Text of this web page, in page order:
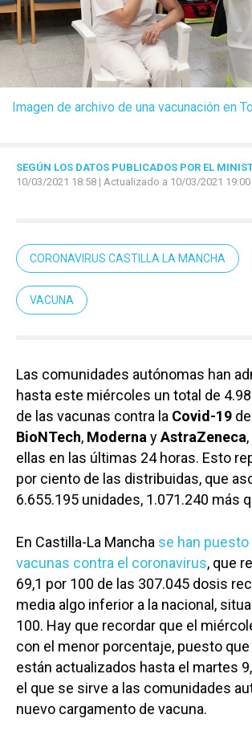
Imagen de archivo de una vacunación en
SEGÚN LOS DATOS PUBLICADOS POR EL
10/03/2021 18:58 | Actualizado a 10/03/2021 19:00
CORONAVIRUS CASTILLA LA MANCHA
VACUNA
Las comunidades autónomas han
hasta este miércoles un total de
de las vacunas contra la Covid-19 de
BioNTech, Moderna yAstraZeneca
ellas en las últimas 24 horas. Esto
por ciento de las distribuidas, que
6.655.195 unidades, 1.071.240 más
En Castilla-La Mancha se han puesto
vacunas contra el coronavirus, que
69,1 por 100 de las 307.045 dosis
media algo inferior a la nacional,
100. Hay que recordar que el
con el menor porcentaje, puesto
están actualizados hasta el martes
el que se sirve a las comunidades
nuevo cargamento de vacuna.